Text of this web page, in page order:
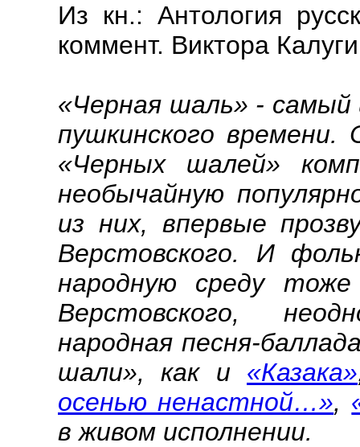
Из кн.: Антология
коммент. Виктора
«Черная шаль» -
пушкинского
«Черных шалей»
необычайную
из них, впервые
Верстовского. И
народную среду
Верстовского,
народная песня-
шали», как и «Казака»
осенью ненастной…»,
в живом исполнении.